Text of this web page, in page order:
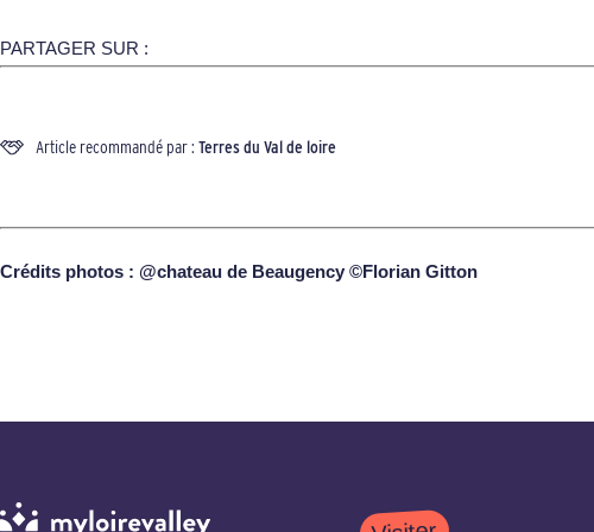
PARTAGER SUR :
Article recommandé par : Terres du Val de loire
Crédits photos : @chateau de Beaugency ©Florian Gitton